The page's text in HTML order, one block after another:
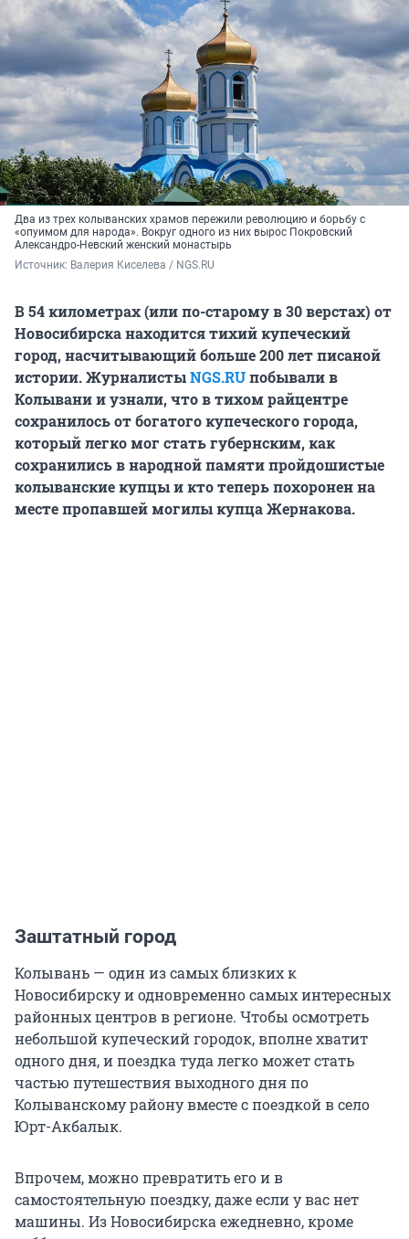
Два из трех колыванских храмов пережили революцию и борьбу с
«опуимом для народа». Вокруг одного из них вырос Покровский
Александро-Невский женский монастырь
Источник: Валерия Киселева / NGS.RU
В 54 километрах (или по-старому в 30 верстах) от
Новосибирска находится тихий купеческий
город, насчитывающий больше 200 лет писаной
истории. ЖурналистыNGS.RUпобывали в
Колывани и узнали, что в тихом райцентре
сохранилось от богатого купеческого города,
который легко мог стать губернским, как
сохранились в народной памяти пройдошистые
колыванские купцы и кто теперь похоронен на
месте пропавшей могилы купца Жернакова.
Заштатный город
Колывань — один из самых близких к
Новосибирску и одновременно самых интересных
районных центров в регионе. Чтобы осмотреть
небольшой купеческий городок, вполне хватит
одного дня, и поездка туда легко может стать
частью путешествия выходного дня по
Колыванскому району вместе с поездкой в село
Юрт-Акбалык.
Впрочем, можно превратить его и в
самостоятельную поездку, даже если у вас нет
машины. Из Новосибирска ежедневно, кроме